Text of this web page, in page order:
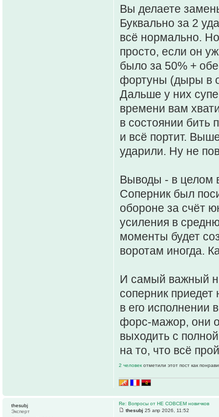
Вы делаете
Буквально за 2
всё нормально.
просто, если он
было за 50% +
фортуны (дыры в
Дальше у них
времени вам
в состоянии бить
и всё портит.
ударили. Ну не
Выводы - в целом
Соперник был
обороне за счёт
усиления в
моменты будет
воротам иногда.
И самый важный
соперник приедет
в его исполнении
форс-мажор, они
выходить с
на то, что всё
2 человек отметили этот пост как
Re: Вопросы от НЕ СОВСЕМ новичков
thesubj 25 апр 2026, 11:52
thesubj
Эксперт